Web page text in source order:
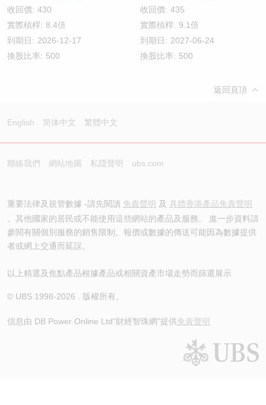
收回價: 430
實際槓桿: 8.4倍
到期日: 2026-12-17
換股比率: 500
收回價: 435
實際槓桿: 9.1倍
到期日: 2027-06-24
換股比率: 500
返回頁頂
English 简体中文 繁體中文
聯絡我們 網站地圖 私隱聲明 ubs.com
重要法律及規管數據 -請先閱讀 免責聲明 及 具體香港產品免責聲明
。其他國家的居民或不能使用這些網站的產品及服務。 進一步資料請
參閱有關個別服務的銷售限制。報價或數據的傳送可能因為數據提供
者或網上交通而延誤。
以上精選及焦點產品根據產品或相關資產市場走勢而篩選展示
© UBS 1998-2026 . 版權所有。
信息由 DB Power Online Ltd“財經智珠網”提供免責聲明